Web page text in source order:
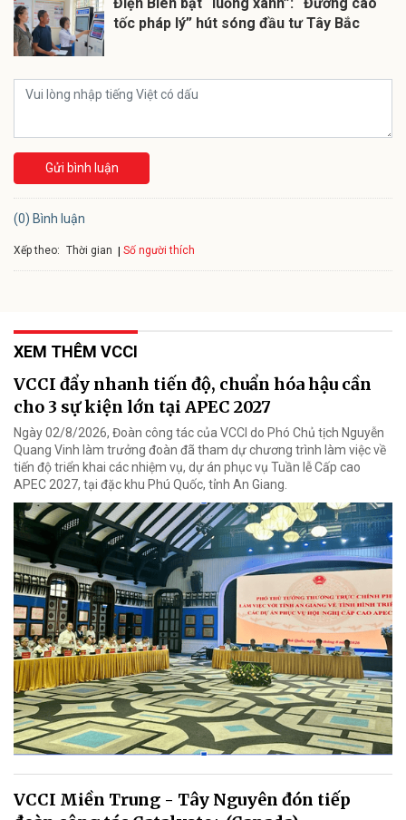
Điện Biên bật “luồng xanh”: “Đường cao
tốc pháp lý” hút sóng đầu tư Tây Bắc
Gửi bình luận
(0) Bình luận
Xếp theo: Thời gian Số người thích
XEM THÊM VCCI
VCCI đẩy nhanh tiến độ, chuẩn hóa hậu cần
cho 3 sự kiện lớn tại APEC 2027
Ngày 02/8/2026, Đoàn công tác của VCCI do Phó Chủ tịch Nguyễn
Quang Vinh làm trưởng đoàn đã tham dự chương trình làm việc về
tiến độ triển khai các nhiệm vụ, dự án phục vụ Tuần lễ Cấp cao
APEC 2027, tại đặc khu Phú Quốc, tỉnh An Giang.
VCCI Miền Trung - Tây Nguyên đón tiếp